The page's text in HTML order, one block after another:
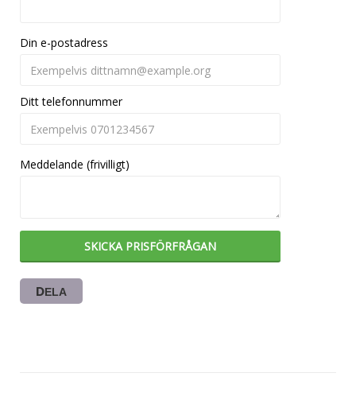
Din e-postadress
Ditt telefonnummer
Meddelande (frivilligt)
SKICKA PRISFÖRFRÅGAN
DELA